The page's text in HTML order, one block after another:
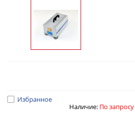
Избранное
Наличие: По запросу